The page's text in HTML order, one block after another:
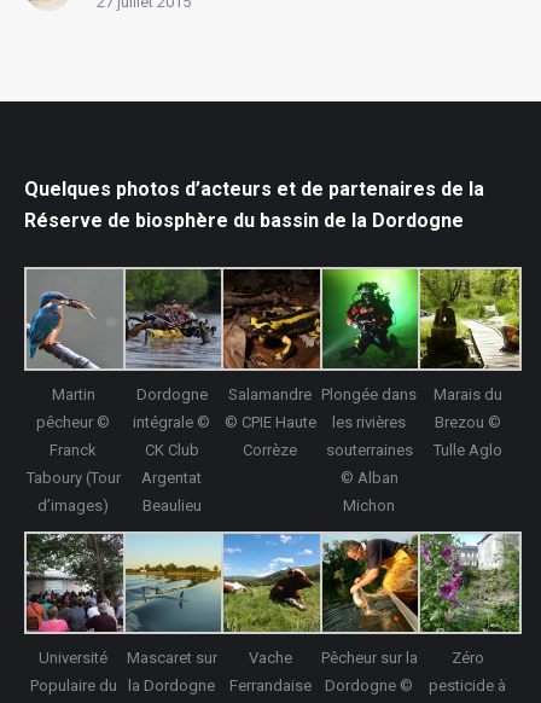
Quelques photos d’acteurs et de partenaires de la
Réserve de biosphère du bassin de la Dordogne
Martin
pêcheur ©
Franck
Taboury (Tour
d’images)
Dordogne
intégrale ©
CK Club
Argentat
Beaulieu
Salamandre
© CPIE Haute
Corrèze
Plongée dans
les rivières
souterraines
© Alban
Michon
Marais du
Brezou ©
Tulle Aglo
Université
Populaire du
Mascaret sur
la Dordogne
Vache
Ferrandaise
Pêcheur sur la
Dordogne ©
Zéro
pesticide à